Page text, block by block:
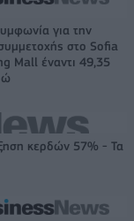
για την
στο Sofia
Mall έναντι 49,35
κερδών 57% - Τα